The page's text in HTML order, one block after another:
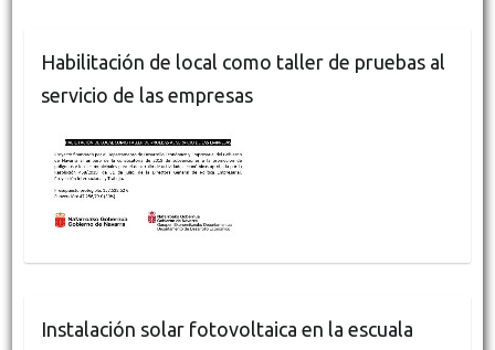
Habilitación de local como taller de pruebas al
servicio de las empresas
Instalación solar fotovoltaica en la escuala